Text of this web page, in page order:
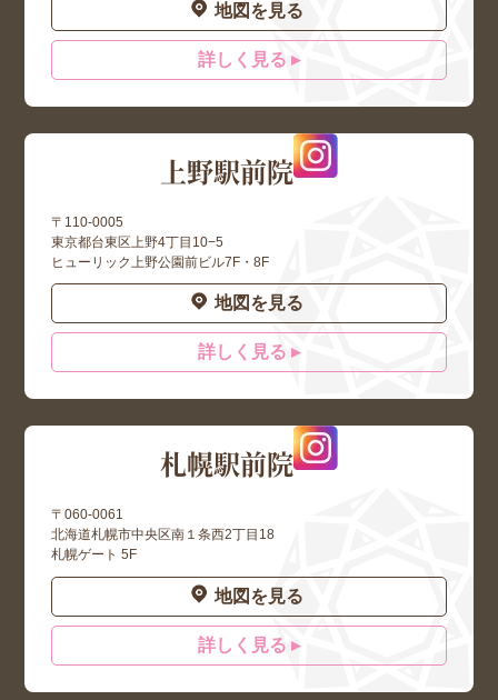
地図を見る
詳しく見る ▸
上野駅前院
〒110-0005
東京都台東区上野4丁目10−5
ヒューリック上野公園前ビル7F・8F
地図を見る
詳しく見る ▸
札幌駅前院
〒060-0061
北海道札幌市中央区南１条西2丁目18
札幌ゲート 5F
地図を見る
詳しく見る ▸